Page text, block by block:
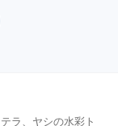
ラ、ヤシの水彩ト